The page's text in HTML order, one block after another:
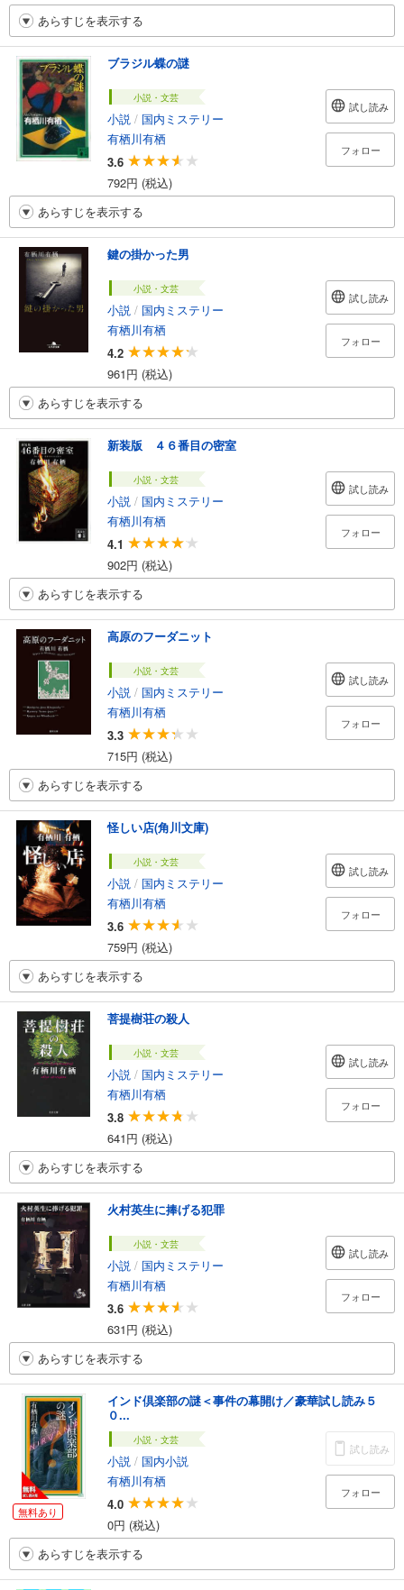
あらすじを表示する
ブラジル蝶の謎
小説・文芸
小説 / 国内ミステリー
有栖川有栖
3.6
792円 (税込)
試し読み
フォロー
あらすじを表示する
鍵の掛かった男
小説・文芸
小説 / 国内ミステリー
有栖川有栖
4.2
961円 (税込)
試し読み
フォロー
あらすじを表示する
新装版 ４６番目の密室
小説・文芸
小説 / 国内ミステリー
有栖川有栖
4.1
902円 (税込)
試し読み
フォロー
あらすじを表示する
高原のフーダニット
小説・文芸
小説 / 国内ミステリー
有栖川有栖
3.3
715円 (税込)
試し読み
フォロー
あらすじを表示する
怪しい店(角川文庫)
小説・文芸
小説 / 国内ミステリー
有栖川有栖
3.6
759円 (税込)
試し読み
フォロー
あらすじを表示する
菩提樹荘の殺人
小説・文芸
小説 / 国内ミステリー
有栖川有栖
3.8
641円 (税込)
試し読み
フォロー
あらすじを表示する
火村英生に捧げる犯罪
小説・文芸
小説 / 国内ミステリー
有栖川有栖
3.6
631円 (税込)
試し読み
フォロー
あらすじを表示する
無料あり
インド倶楽部の謎＜事件の幕開け／豪華試し読み５
０...
小説・文芸
小説 / 国内小説
有栖川有栖
4.0
0円 (税込)
試し読み
フォロー
あらすじを表示する